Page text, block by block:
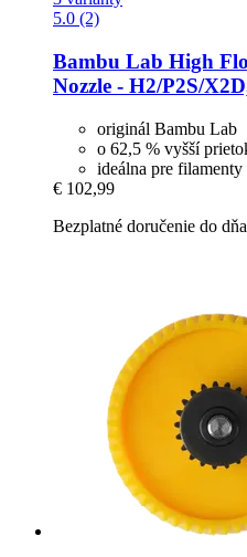
5.0 (2)
Bambu Lab High
Nozzle -​ H2/P2S/
originál Bambu Lab
o 62,5 % vyšší
ideálna pre
€ 102,99
Bezplatné doručenie do